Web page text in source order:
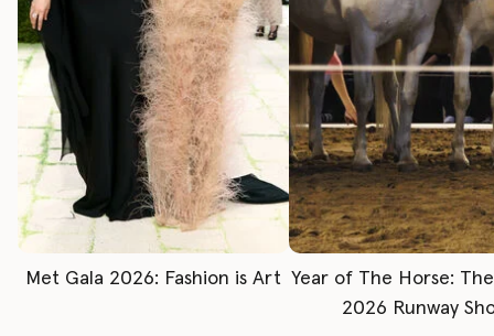
Met Gala 2026: Fashion is Art Year of The Horse:
2026 Runway